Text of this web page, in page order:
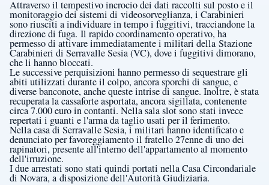
Attraverso il tempestivo incrocio dei dati raccolti sul posto e il
monitoraggio dei sistemi di videosorveglianza, i Carabinieri
sono riusciti a individuare in tempo i fuggitivi, tracciandone la
direzione di fuga. Il rapido coordinamento operativo, ha
permesso di attivare immediatamente i militari della Stazione
Carabinieri di Serravalle Sesia (VC), dove i fuggitivi dimorano,
che li hanno bloccati.
Le successive perquisizioni hanno permesso di sequestrare gli
abiti utilizzati durante il colpo, ancora sporchi di sangue, e
diverse banconote, anche queste intrise di sangue. Inoltre, è stata
recuperata la cassaforte asportata, ancora sigillata, contenente
circa 7.000 euro in contanti. Nella sala slot sono stati invece
repertati i guanti e l'arma da taglio usati per il ferimento.
Nella casa di Serravalle Sesia, i militari hanno identificato e
denunciato per favoreggiamento il fratello 27enne di uno dei
rapinatori, presente all'interno dell'appartamento al momento
dell'irruzione.
I due arrestati sono stati quindi portati nella Casa Circondariale
di Novara, a disposizione dell'Autorità Giudiziaria.